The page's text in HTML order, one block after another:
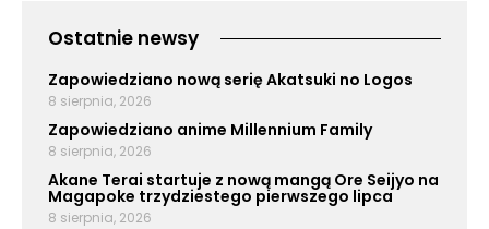
Ostatnie newsy
Zapowiedziano nową serię Akatsuki no Logos
8 sierpnia, 2026
Zapowiedziano anime Millennium Family
8 sierpnia, 2026
Akane Terai startuje z nową mangą Ore Seijyo na
Magapoke trzydziestego pierwszego lipca
8 sierpnia, 2026